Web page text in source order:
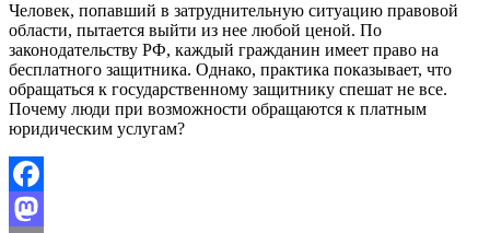
Человек, попавший в затруднительную ситуацию правовой
области, пытается выйти из нее любой ценой. По
законодательству РФ, каждый гражданин имеет право на
бесплатного защитника. Однако, практика показывает, что
обращаться к государственному защитнику спешат не все.
Почему люди при возможности обращаются к платным
юридическим услугам?
Facebook